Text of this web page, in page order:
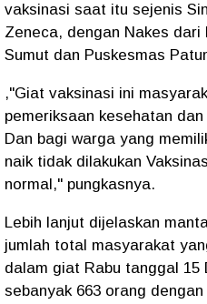
vaksinasi saat itu sejenis
Zeneca, dengan Nakes dari
Sumut dan Puskesmas
,"Giat vaksinasi ini
pemeriksaan kesehatan
Dan bagi warga yang
naik tidak dilakukan
normal," pungkasnya.
Lebih lanjut dijelaskan
jumlah total masyarakat
dalam giat Rabu tanggal 15
sebanyak 663 orang